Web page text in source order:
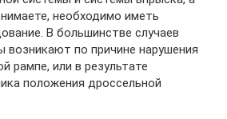
необходимо иметь
В большинстве случаев
возникают по причине нарушения
рампе, или в результате
положения дроссельной